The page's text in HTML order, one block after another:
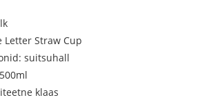
Letter Straw Cup
suitsuhall
klaas